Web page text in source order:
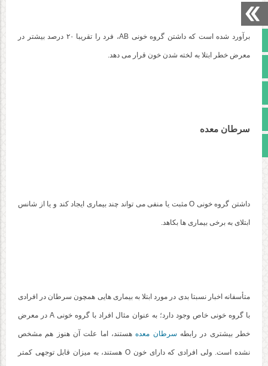
صفحه نخست
برآورد شده است که داشتن گروه خونی AB، فرد را تقریبا ۲۰ درصد بیشتر در
معرض خطر ابتلا به لخته شدن خون قرار می دهد.
سرطان معده
داشتن گروه خونی O مثبت یا منفی می تواند چند بیماری ایجاد کند و یا از شانس
ابتلای به برخی بیماری ها بکاهد.
متأسفانه اخبار نسبتا بدی در مورد ابتلا به بیماری هایی همچون سرطان در افرادی
با گروه خونی خاص وجود دارد؛ به عنوان مثال افراد با گروه خونی A در معرض
خطر بیشتری در رابطه سرطان معدههستند، اما علت آن هنوز هم مشخص
نشده است. ولی افرادی که دارای خون O هستند، به میزان قابل توجهی کمتر